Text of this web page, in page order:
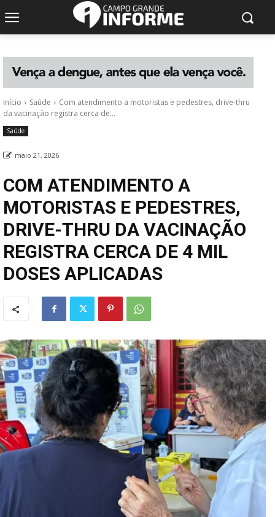
Início Saúde
Com atendimento a motoristas e pedestres, drive-thru
da vacinação registra cerca de...
Saúde
maio 21, 2026
COM ATENDIMENTO A
MOTORISTAS E PEDESTRES,
DRIVE-THRU DA VACINAÇÃO
REGISTRA CERCA DE 4 MIL
DOSES APLICADAS